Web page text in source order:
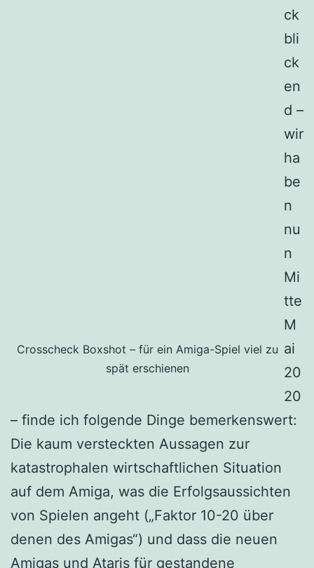
Crosscheck Boxshot – für ein Amiga-Spiel viel zu
spät erschienen
ck
bli
ck
en
d –
wir
ha
be
n
nu
n
Mi
tte
M
ai
20
20
– finde ich folgende Dinge bemerkenswert:
Die kaum versteckten Aussagen zur
katastrophalen wirtschaftlichen Situation
auf dem Amiga, was die Erfolgsaussichten
von Spielen angeht („Faktor 10-20 über
denen des Amigas“) und dass die neuen
Amigas und Ataris für gestandene